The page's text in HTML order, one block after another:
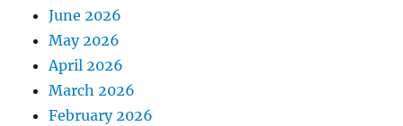
June 2026
May 2026
April 2026
March 2026
February 2026